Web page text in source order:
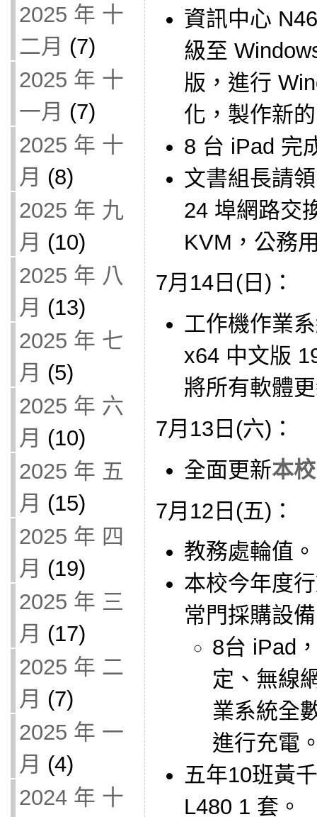
2025 年 十
二月 (7)
2025 年 十
一月 (7)
2025 年 十
月 (8)
2025 年 九
月 (10)
2025 年 八
月 (13)
2025 年 七
月 (5)
2025 年 六
月 (10)
2025 年 五
月 (15)
2025 年 四
月 (19)
2025 年 三
月 (17)
2025 年 二
月 (7)
2025 年 一
月 (4)
2024 年 十
資訊中心
級至
版，進行
化，製作新
8 台 iPad 完
文書組長請
24 埠網路交
KVM，公務
7月14日(日)：
工作機作業
x64 中文版
將所有軟體
7月13日(六)：
全面更新本
7月12日(五)：
教務處輪值。
本校今年度
常門採購設
8台 iPad
定、無線
業系統全
進行充電
五年10班黃
L480 1 套。